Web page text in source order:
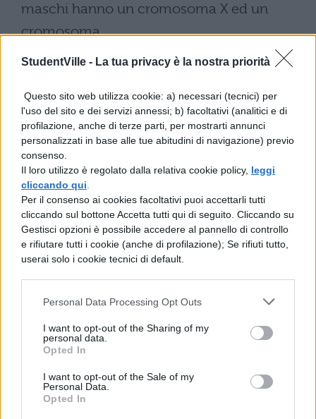
StudentVille - La tua privacy è la nostra priorità
Questo sito web utilizza cookie: a) necessari (tecnici) per
l'uso del sito e dei servizi annessi; b) facoltativi (analitici e di
profilazione, anche di terze parti, per mostrarti annunci
personalizzati in base alle tue abitudini di navigazione) previo
consenso.
Il loro utilizzo è regolato dalla relativa cookie policy, leggi
cliccando qui
Per il consenso ai cookies facoltativi puoi accettarli tutti
cliccando sul bottone Accetta tutti qui di seguito. Cliccando su
Gestisci opzioni è possibile accedere al pannello di controllo
e rifiutare tutti i cookie (anche di profilazione); Se rifiuti tutto,
userai solo i cookie tecnici di default.
Personal Data Processing Opt Outs
I want to opt-out of the Sharing of my
personal data.
Opted In
I want to opt-out of the Sale of my
Personal Data.
Opted In
maschi hanno un cromosoma X ed un
cromosoma
Y. Le femmine hanno genotipo XX ed i
(qualsiasi proprietà di un organismo che
può essere osservata e analizzata) che
vengono trasmessi da geni presenti sui–
segue nel file da scaricare
Scarica il contenuto
TI POTREBBE INTERESSARE
La cellula procariotica: